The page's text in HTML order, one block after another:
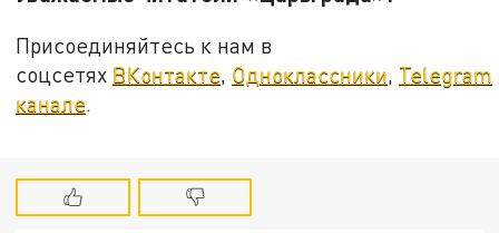
Присоединяйтесь к нам в
соцсетях ВКонтакте Одноклассники Telegram
канале